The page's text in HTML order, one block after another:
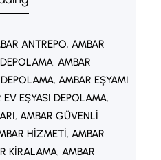
aktarılması
birlikte bu süreç
taşınması
bilgi yönetimi,
açısından
ANTREPO, AMBAR
, AMBAR
, AMBAR EŞYAMI
EV EŞYASI DEPOLAMA
, AMBAR GÜVENLI
HIZMETI, AMBAR
KIRALAMA, AMBAR